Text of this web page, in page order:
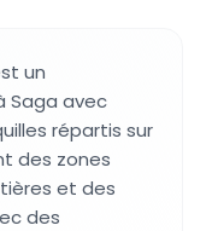
un
Saga avec
répartis sur
des zones
et des
des